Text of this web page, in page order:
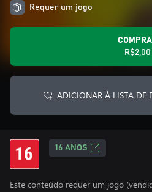
Requer um jogo
R$2,00
ADICIONAR À LISTA DE
16 ANOS
Este conteúdo requer um jogo